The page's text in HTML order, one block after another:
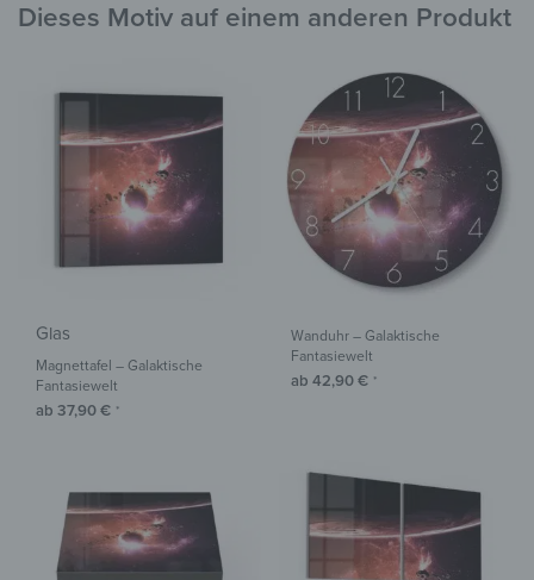
Dieses Motiv auf einem anderen Produkt
Glas
Magnettafel – Galaktische
Fantasiewelt
ab 37,90€ *
Wanduhr – Galaktische
Fantasiewelt
ab 42,90€ *